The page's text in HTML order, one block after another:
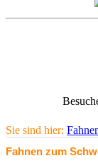
Sie sind hier:
Fahnen zum